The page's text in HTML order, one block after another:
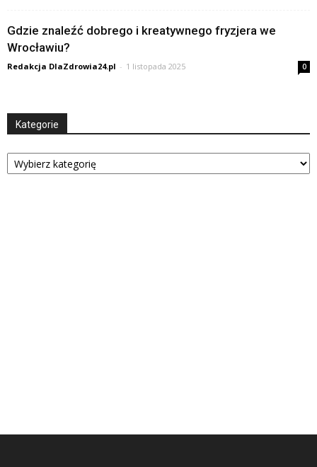
Gdzie znaleźć dobrego i kreatywnego fryzjera we
Wrocławiu?
Redakcja DlaZdrowia24.pl - 1 listopada 2025 0
Kategorie
Kategorie